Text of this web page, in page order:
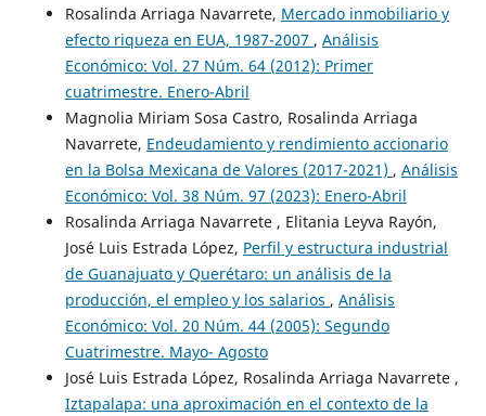
Rosalinda Arriaga Navarrete, Mercado inmobiliario y
efecto riqueza en EUA, 1987-2007 , Análisis
Económico: Vol. 27 Núm. 64 (2012): Primer
cuatrimestre. Enero-Abril
Magnolia Miriam Sosa Castro, Rosalinda Arriaga
Navarrete, Endeudamiento y rendimiento accionario
en la Bolsa Mexicana de Valores (2017-2021) , Análisis
Económico: Vol. 38 Núm. 97 (2023): Enero-Abril
Rosalinda Arriaga Navarrete , Elitania Leyva Rayón,
José Luis Estrada López, Perfil y estructura industrial
de Guanajuato y Querétaro: un análisis de la
producción, el empleo y los salarios , Análisis
Económico: Vol. 20 Núm. 44 (2005): Segundo
Cuatrimestre. Mayo- Agosto
José Luis Estrada López, Rosalinda Arriaga Navarrete ,
Iztapalapa: una aproximación en el contexto de la